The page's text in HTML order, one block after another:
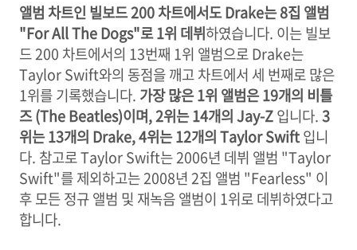
앨범 차트인 빌보드 200 차트에서도 Drake는 8집 앨범
"For All The Dogs"로 1위 데뷔하였습니다. 이는 빌보
드 200 차트에서의 13번째 1위 앨범으로 Drake는
Taylor Swift와의 동점을 깨고 차트에서 세 번째로 많은
1위를 기록했습니다. 가장 많은 1위 앨범은 19개의 비틀
즈 (The Beatles)이며, 2위는 14개의 Jay-Z입니다.3
위는 13개의 Drake, 4위는 12개의 Taylor Swift입니
다. 참고로 Taylor Swift는 2006년 데뷔 앨범 "Taylor
Swift"를 제외하고는 2008년 2집 앨범 "Fearless" 이
후 모든 정규 앨범 및 재녹음 앨범이 1위로 데뷔하였다고
합니다.